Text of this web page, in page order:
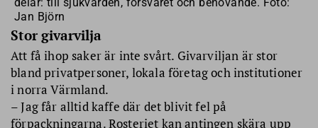
Jan Björn
Stor givarvilja
Att få ihop saker är inte svårt. Givarviljan är stor
bland privatpersoner, lokala företag och institutioner
i norra Värmland.
– Jag får alltid kaffe där det blivit fel på
förpackningarna. Rosteriet kan antingen skära upp